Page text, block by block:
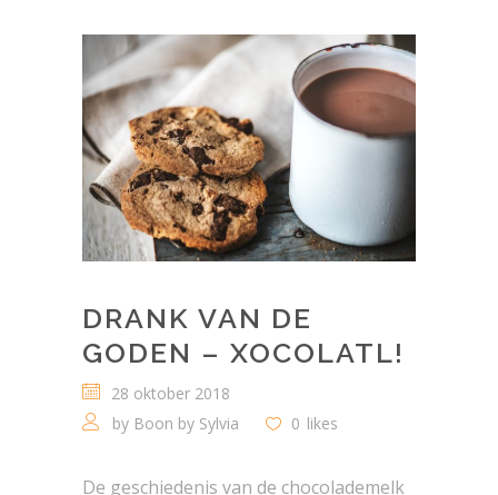
DRANK VAN DE
GODEN – XOCOLATL!
28 oktober 2018
by Boon by Sylvia 0 likes
De geschiedenis van de chocolademelk